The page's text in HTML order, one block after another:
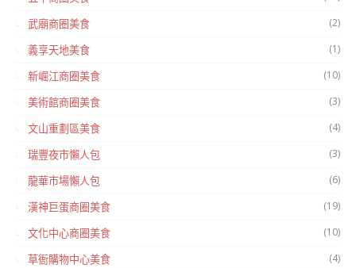
武廟商圈美食 (2)
義享天地美食 (1)
新崛江商圈美食 (10)
美術館商圈美食 (3)
文山重劃區美食 (4)
瑞豐夜市懶人包 (3)
龍華市場懶人包 (6)
漢神巨蛋商圈美食 (19)
文化中心商圈美食 (10)
草衙購物中心美食 (4)